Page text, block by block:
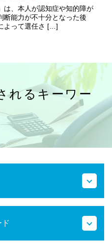
は、本人が認知症や知的障が
断能力が不十分となった後
よって選任さ […]
れるキーワー